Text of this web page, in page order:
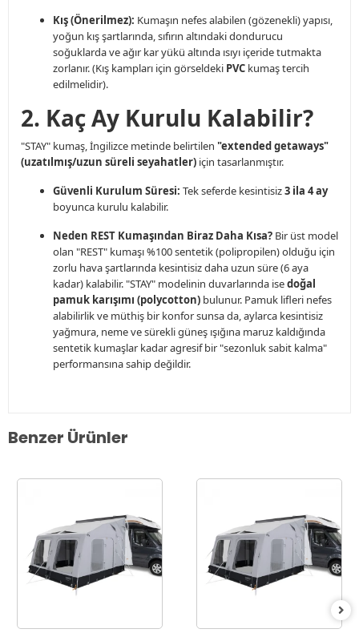
Kış (Önerilmez): Kumaşın nefes alabilen (gözenekli) yapısı,
yoğun kış şartlarında, sıfırın altındaki dondurucu
soğuklarda ve ağır kar yükü altında ısıyı içeride tutmakta
zorlanır. (Kış kampları için görseldeki PVC kumaş tercih
edilmelidir).
2. Kaç Ay Kurulu Kalabilir?
"STAY" kumaş, İngilizce metinde belirtilen "extended getaways"
(uzatılmış/uzun süreli seyahatler) için tasarlanmıştır.
Güvenli Kurulum Süresi: Tek seferde kesintisiz3 ila 4 ay
boyunca kurulu kalabilir.
Neden REST Kumaşından Biraz Daha Kısa? Bir üst model
olan "REST" kumaşı %100 sentetik (polipropilen) olduğu için
zorlu hava şartlarında kesintisiz daha uzun süre (6 aya
kadar) kalabilir. "STAY" modelinin duvarlarında isedoğal
pamuk karışımı (polycotton) bulunur. Pamuk lifleri nefes
alabilirlik ve müthiş bir konfor sunsa da, aylarca kesintisiz
yağmura, neme ve sürekli güneş ışığına maruz kaldığında
sentetik kumaşlar kadar agresif bir "sezonluk sabit kalma"
performansına sahip değildir.
Benzer Ürünler